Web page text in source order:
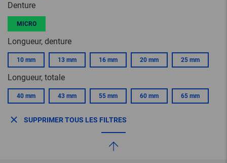
Denture
MICRO
Longueur, denture
10 mm 13 mm 16 mm 20 mm 25 mm
Longueur, totale
40 mm 43 mm 55 mm 60 mm 65 mm
SUPPRIMER TOUS LES FILTRES